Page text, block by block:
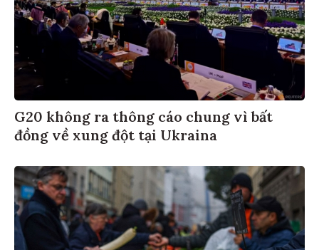
G20 không ra thông cáo chung vì bất
đồng về xung đột tại Ukraina